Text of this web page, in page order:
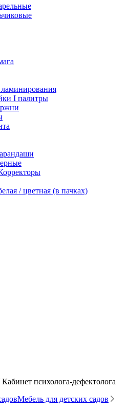
I палитры
/ цветная (в пачках)
Кабинет психолога-дефектолога
Мебель для детских садов